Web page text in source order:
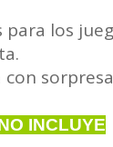
para los
INCLUYE